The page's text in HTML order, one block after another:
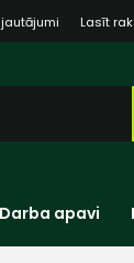
jautājumi Lasīt
Darba apavi